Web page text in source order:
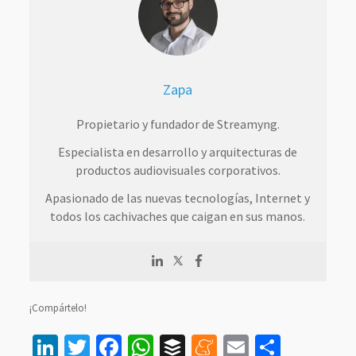
Zapa
Propietario y fundador de Streamyng.
Especialista en desarrollo y arquitecturas de
productos audiovisuales corporativos.
Apasionado de las nuevas tecnologías, Internet y
todos los cachivaches que caigan en sus manos.
¡Compártelo!
LinkedIn
Twitter
Facebook
WhatsApp
BufferMeneame
Email